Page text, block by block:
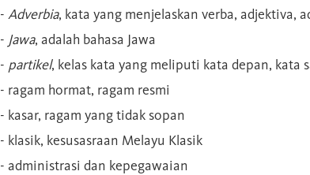
- Adverbia, kata yang menjelaskan verba, adjektiva,
- Jawa, adalah bahasa Jawa
- partikel, kelas kata yang meliputi kata depan, kata
- ragam hormat, ragam resmi
- kasar, ragam yang tidak sopan
- klasik, kesusasraan Melayu Klasik
- administrasi dan kepegawaian